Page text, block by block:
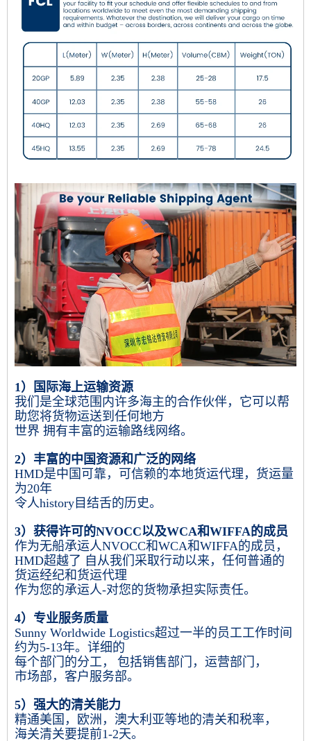
1）国际海上运输资源
我们是全球范围内许多海主的合作伙伴，它可以帮
助您将货物运送到任何地方
世界 拥有丰富的运输路线网络。
2）丰富的中国资源和广泛的网络
HMD是中国可靠，可信赖的本地货运代理，货运量
为20年
令人history目结舌的历史。
3）获得许可的NVOCC以及WCA和WIFFA的成员
作为无船承运人NVOCC和WCA和WIFFA的成员，
HMD超越了 自从我们采取行动以来，任何普通的
货运经纪和货运代理
作为您的承运人-对您的货物承担实际责任。
4）专业服务质量
Sunny Worldwide Logistics超过一半的员工工作时间
约为5-13年。详细的
每个部门的分工，
包括销售部门，运营部门，
市场部，客户服务部。
5）强大的清关能力
精通美国，欧洲，澳大利亚等地的清关和税率，
海关清关要提前1-2天。